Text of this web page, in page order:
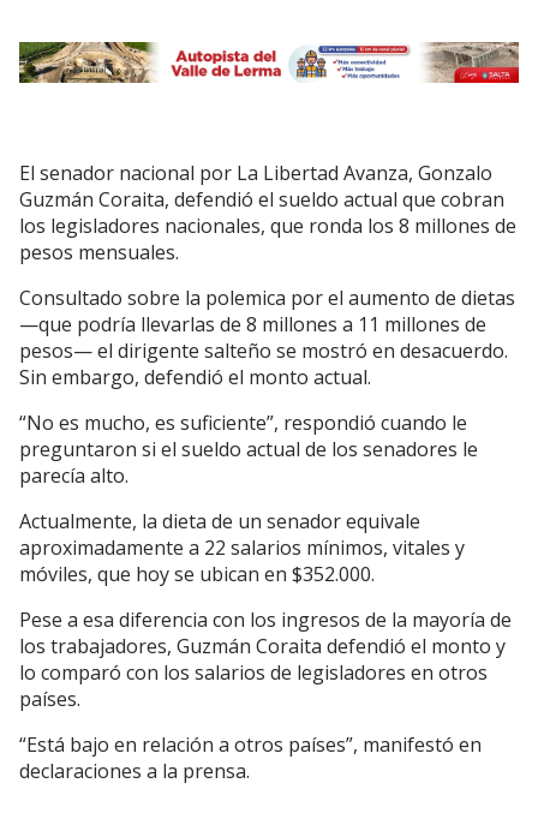
El senador nacional por La Libertad Avanza, Gonzalo
Guzmán Coraita, defendió el sueldo actual que cobran
los legisladores nacionales, que ronda los 8 millones de
pesos mensuales.
Consultado sobre la polemica por el aumento de dietas
—que podría llevarlas de 8 millones a 11 millones de
pesos— el dirigente salteño se mostró en desacuerdo.
Sin embargo, defendió el monto actual.
“No es mucho, es suficiente”, respondió cuando le
preguntaron si el sueldo actual de los senadores le
parecía alto.
Actualmente, la dieta de un senador equivale
aproximadamente a 22 salarios mínimos, vitales y
móviles, que hoy se ubican en $352.000.
Pese a esa diferencia con los ingresos de la mayoría de
los trabajadores, Guzmán Coraita defendió el monto y
lo comparó con los salarios de legisladores en otros
países.
“Está bajo en relación a otros países”, manifestó en
declaraciones a la prensa.